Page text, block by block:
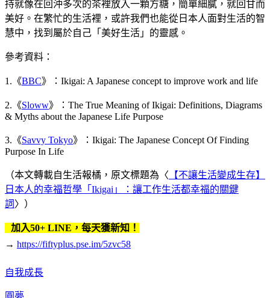
持就像在回沖多次的茶裡放入一顆方糖，簡單細膩，就回甘而
美好。在繁忙的生活裡，或許我們也能從日本人面對生活的智
慧中，找到屬於自己「美好生活」的靈感。
參考資料：
1.《BBC》：Ikigai: A Japanese concept to improve work and life
2.《Sloww》：The True Meaning of Ikigai: Definitions, Diagrams
& Myths about the Japanese Life Purpose
3.《Savvy Tokyo》：Ikigai: The Japanese Concept Of Finding
Purpose In Life
（本文轉載自生活報橘，原文標題為〈 【不讓生活變成生存】
日本人的幸福哲學「Ikigai」：讓工作生活都幸福的關鍵
詞 〉）
加入50+ LINE，每天獲新知！
→ https://fiftyplus.pse.im/5zvc58
自我成長
圓夢